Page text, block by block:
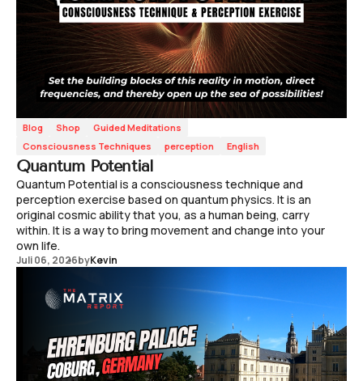
Blog Shop
Guided Meditations
Consciousness Techniques
perception English
Quantum Potential
Quantum Potential is a consciousness technique and
perception exercise based on quantum physics. It is an
original cosmic ability that you, as a human being, carry
within. It is a way to bring movement and change into your
own life.
Juli 06, 2026byKevin